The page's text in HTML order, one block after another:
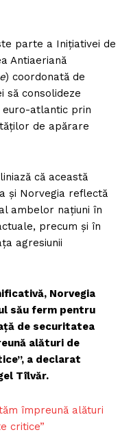
parte a Inițiativei de
Antiaeriană
) coordonată de
să consolideze
euro-atlantic prin
de apărare
că această
și Norvegia reflectă
ambelor națiuni în
precum și în
agresiunii
Norvegia
său ferm pentru
de securitatea
alături de
a declarat
Tîlvăr.
împreună alături
critice”